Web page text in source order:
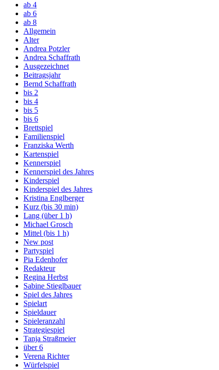
ab 4
ab 6
ab 8
Allgemein
Alter
Andrea Potzler
Andrea Schaffrath
Ausgezeichnet
Beitragsjahr
Bernd Schaffrath
bis 2
bis 4
bis 5
bis 6
Brettspiel
Familienspiel
Franziska Werth
Kartenspiel
Kennerspiel
Kennerspiel des Jahres
Kinderspiel
Kinderspiel des Jahres
Kristina Englberger
Kurz (bis 30 min)
Lang (über 1 h)
Michael Grosch
Mittel (bis 1 h)
New post
Partyspiel
Pia Edenhofer
Redakteur
Regina Herbst
Sabine Stieglbauer
Spiel des Jahres
Spielart
Spieldauer
Spieleranzahl
Strategiespiel
Tanja Straßmeier
über 6
Verena Richter
Würfelspiel